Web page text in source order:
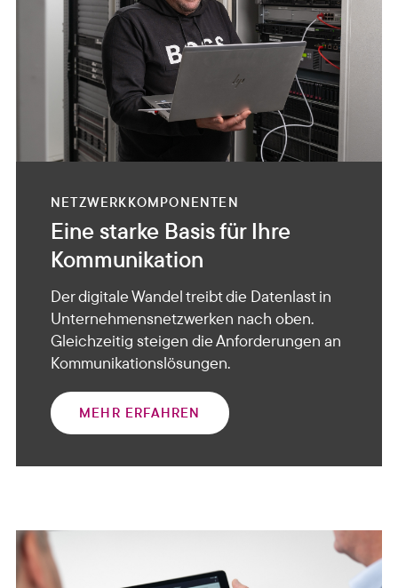
NETZWERKKOMPONENTEN
Eine starke Basis für Ihre
Kommunikation
Der digitale Wandel treibt die Datenlast in
Unternehmensnetzwerken nach oben.
Gleichzeitig steigen die Anforderungen an
Kommunikationslösungen.
MEHR ERFAHREN